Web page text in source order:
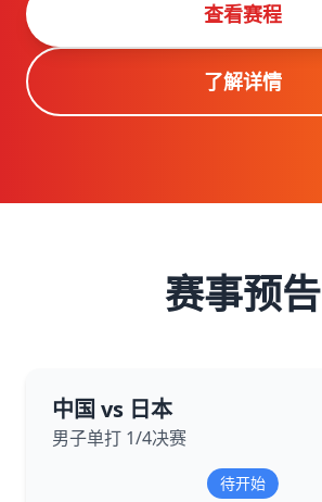
查看赛程
了解详情
赛事预告
中国 vs 日本
男子单打 1/4决赛
待开始